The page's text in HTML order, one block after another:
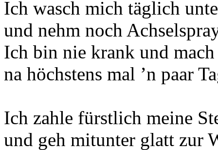
Ich wasch mich täglich
und nehm noch
Ich bin nie krank und
na höchstens mal ’n paar
Ich zahle fürstlich meine
und geh mitunter glatt zur